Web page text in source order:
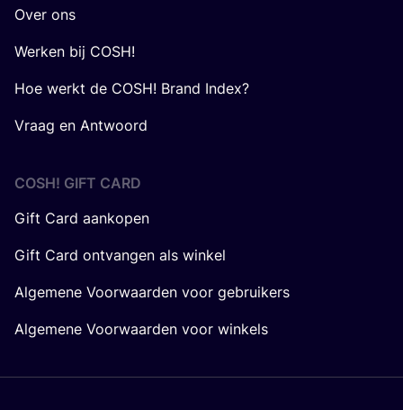
Over ons
Werken bij COSH!
Hoe werkt de COSH! Brand Index?
Vraag en Antwoord
COSH! GIFT CARD
Gift Card aankopen
Gift Card ontvangen als winkel
Algemene Voorwaarden voor gebruikers
Algemene Voorwaarden voor winkels